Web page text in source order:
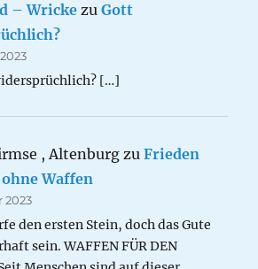
– WrickezuGott
[…]
, Altenburg zuFrieden
Waffen
2023
den ersten Stein, doch das Gute
sein. WAFFEN FÜR DEN